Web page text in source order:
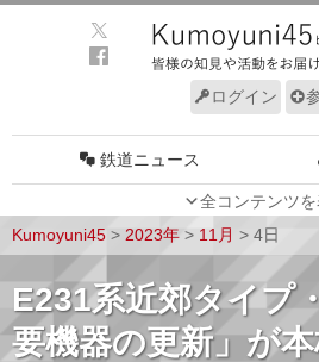
ログイン
全コンテンツ
鉄道ニュース
車両技術
ルール
Kumoyuni45 > 2023年 > 11月 > 4日
E231系近郊タイプ
要機器の更新」が